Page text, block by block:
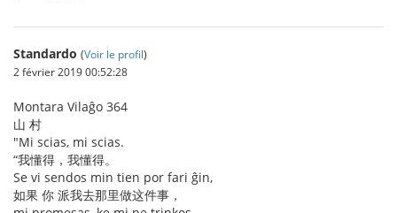
Standardo (Voir le profil)
2 février 2019 00:52:28
Montara Vilaĝo 364
山 村
"Mi scias, mi scias.
“我懂得，我懂得。
Se vi sendos min tien por fari ĝin,
如果 你 派我去那里做这件事，